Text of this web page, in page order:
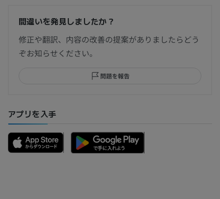
間違いを発見しましたか？
修正や翻訳、内容の改善の提案がありましたらどう
ぞお知らせください。
問題を報告
アプリを入手